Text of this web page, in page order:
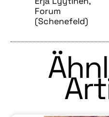
Forum
(Schenefeld)